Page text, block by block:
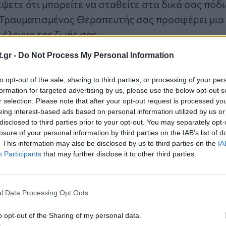
- Do Not Process My Personal Information
opt-out of the sale, sharing to third parties, or processing of your
for targeted advertising by us, please use the below opt-out
selection. Please note that after your opt-out request is processed
interest-based ads based on personal information utilized by us
to third parties prior to your opt-out. You may separately
of your personal information by third parties on the IAB’s list of
This information may also be disclosed by us to third parties on the
Participants that may further disclose it to other third parties.
Data Processing Opt Outs
opt-out of the Sharing of my personal data.
ότι μπορείτε να σταθείτε στα δικά σας
Θεραπευτής σας προσφέρει μια
της ζωής σας.
από ανεπιθύμητες ευθύνες είναι
από τώρα μέχρι το 2026. Αναζητήστε
που χρειάζεστε για να παίρνετε τις δικές
πλευρό σας.
γεννηθεί υπό το ζώδιο του Ζυγού έχουν τώρα
τους για την καρδιοπάθεια, καθώς ο